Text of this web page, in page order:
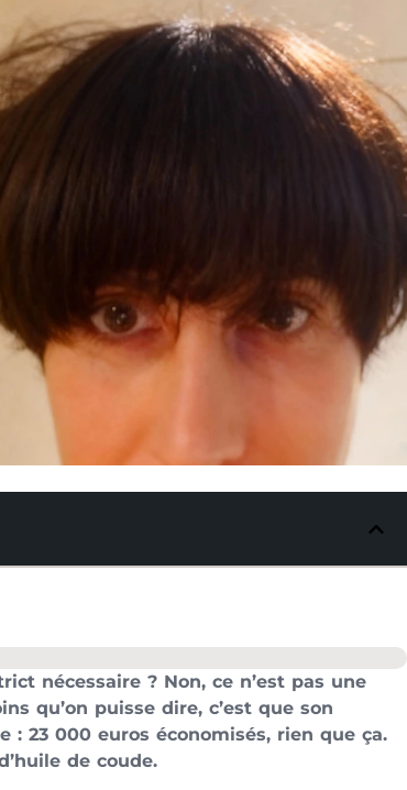
nécessaire ? Non, ce n’est pas une
qu’on puisse dire, c’est que son
23 000 euros économisés, rien que ça.
de coude.